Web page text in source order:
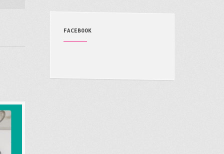
FACEBOOK